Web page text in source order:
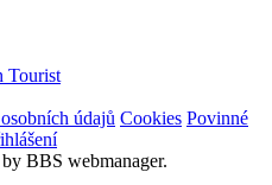
Tourist
údajů Cookies Povinné